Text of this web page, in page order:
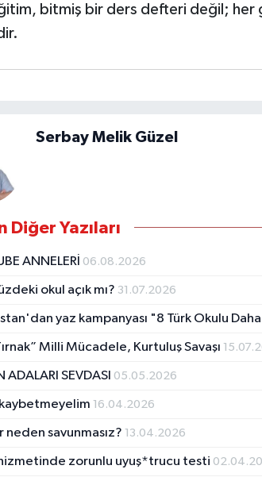
bitmiş bir ders defteri değil; her
Serbay Melik Güzel
Diğer Yazıları
ANNELERİ 06.08.2026
okul açık mı? 31.07.2026
yaz kampanyası "8 Türk Okulu Daha
Milli Mücadele, Kurtuluş Savaşı
ADALARI SEVDASI 05.05.2026
16.04.2026
neden savunmasız? 13.04.2026
zorunlu uyuş*trucu testi